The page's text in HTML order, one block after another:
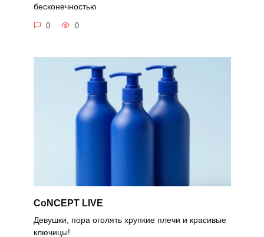
бесконечностью
0 0
CoNCEPT LIVE
Девушки, пора оголять хрупкие плечи и красивые
ключицы!